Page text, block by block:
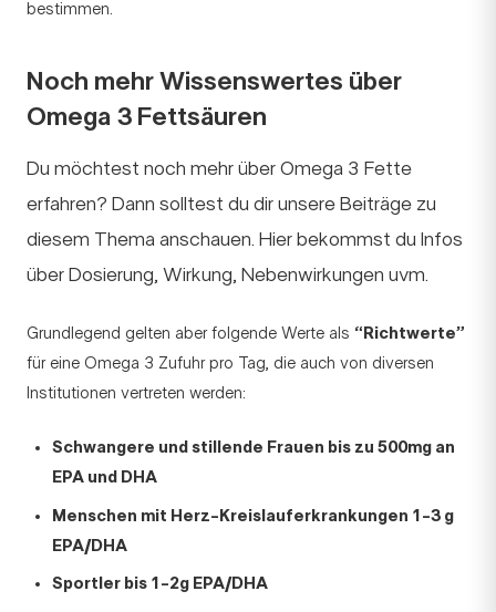
bestimmen.
Noch mehr Wissenswertes über
Omega 3 Fettsäuren
Du möchtest noch mehr über Omega 3 Fette
erfahren? Dann solltest du dir unsere Beiträge zu
diesem Thema anschauen. Hier bekommst du Infos
über Dosierung, Wirkung, Nebenwirkungen uvm.
Grundlegend gelten aber folgende Werte als “Richtwerte”
für eine Omega 3 Zufuhr pro Tag, die auch von diversen
Institutionen vertreten werden:
Schwangere und stillende Frauen bis zu 500mg an
EPA und DHA
Menschen mit Herz-Kreislauferkrankungen 1-3 g
EPA/DHA
Sportler bis 1-2g EPA/DHA